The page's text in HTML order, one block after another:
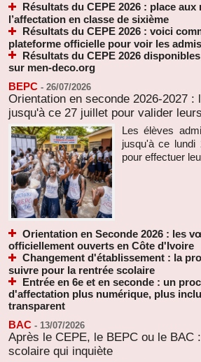
Résultats du CEPE 2026 : place
l’affectation en classe de sixième
Résultats du CEPE 2026 : voici
plateforme officielle pour voir les admis
Résultats du CEPE 2026
sur men-deco.org
BEPC - 26/07/2026
Orientation en seconde 2026-2027 :
jusqu'à ce 27 juillet pour valider
Les élèves
jusqu'à ce
pour effectuer
Orientation en Seconde 2026 : les
officiellement ouverts en Côte d'Ivoire
Changement d'établissement : la
suivre pour la rentrée scolaire
Entrée en 6e et en seconde : un
d'affectation plus numérique, plus
transparent
BAC - 13/07/2026
Après le CEPE, le BEPC ou le BAC
scolaire qui inquiète